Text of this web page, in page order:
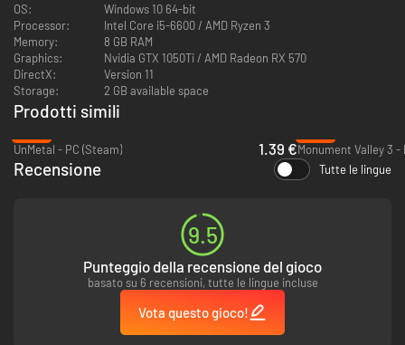
OS:
Windows 10 64-bit
Processor:
Intel Core i5-6600 / AMD Ryzen 3
Memory:
8 GB RAM
Graphics:
Nvidia GTX 1050Ti / AMD Radeon RX 570
DirectX:
Version 11
Storage:
2 GB available space
Prodotti simili
UnMetal - PC (Steam)
1.39 €Monument Valley 3 -
Recensione Tutte le lingue
9.5
Punteggio della recensione del gioco
basato su 6 recensioni, tutte le lingue incluse
Vota questo gioco!